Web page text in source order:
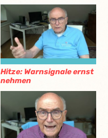
Hitze: Warnsignale ernst
nehmen